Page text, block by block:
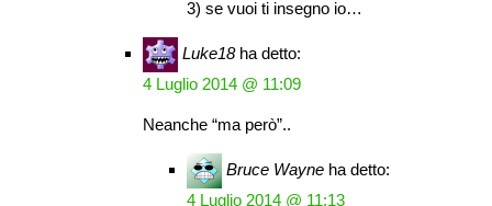
3) se vuoi ti insegno io…
Luke18 ha detto:
4 Luglio 2014 @ 11:09
Neanche “ma però”..
Bruce Wayne ha detto:
4 Luglio 2014 @ 11:13